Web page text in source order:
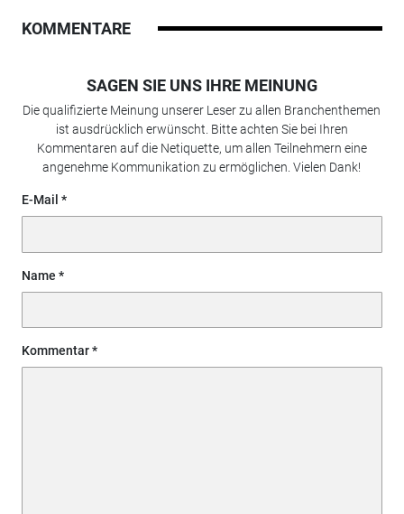
KOMMENTARE
SAGEN SIE UNS IHRE MEINUNG
Die qualifizierte Meinung unserer Leser zu allen Branchenthemen
ist ausdrücklich erwünscht. Bitte achten Sie bei Ihren
Kommentaren auf die Netiquette, um allen Teilnehmern eine
angenehme Kommunikation zu ermöglichen. Vielen Dank!
E-Mail
Name
Kommentar